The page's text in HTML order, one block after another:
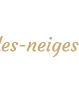
neiges